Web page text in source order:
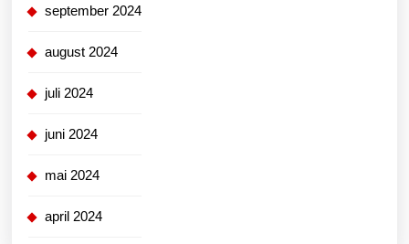
september 2024
august 2024
juli 2024
juni 2024
mai 2024
april 2024